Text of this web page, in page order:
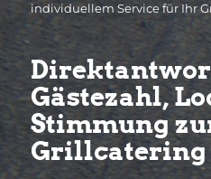
individuellem Service für Ihr
Gästezahl,
Stimmung
Grillcatering